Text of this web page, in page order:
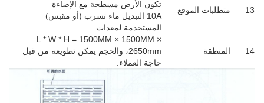
13 متطلبات الموقع
تكون الأرض مسطحة مع الإضاءة
10A التبديل ماء تسرب (أو مقبس)
المستخدمة لمعدات
14 المنطقة
L * W * H = 1500MM × 1500MM ×
2650mm، والحجم يمكن تطويعه من قبل
حاجة العملاء.